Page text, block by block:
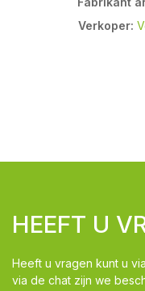
Verkoper:
HEEFT U
Heeft u vragen kunt u
via de chat zijn we